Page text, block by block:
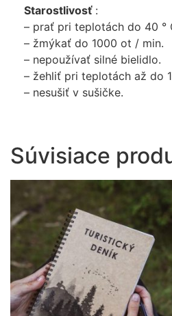
Starostlivosť :
– prať pri teplotách do 40 °
– žmýkať do 1000 ot / min.
– nepoužívať silné bielidlo.
– žehliť pri teplotách až do
– nesušiť v sušičke.
Súvisiace